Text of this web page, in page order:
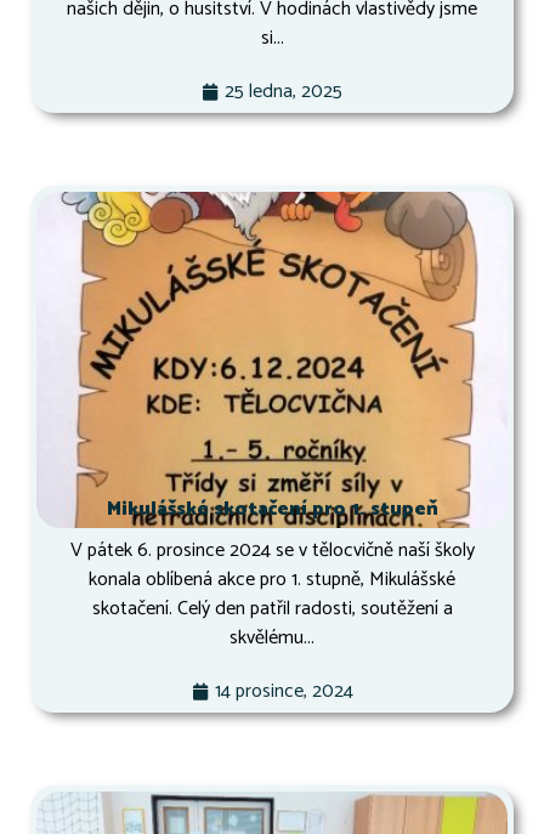
našich dějin, o husitství. V hodinách vlastivědy jsme
si...
25 ledna, 2025
Mikulášské skotačení pro 1. stupeň
V pátek 6. prosince 2024 se v tělocvičně naší školy
konala oblíbená akce pro 1. stupně, Mikulášské
skotačení. Celý den patřil radosti, soutěžení a
skvělému...
14 prosince, 2024